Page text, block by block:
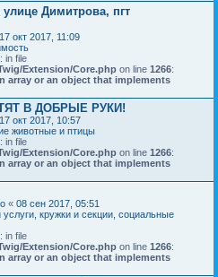
Димитрова, пгт
17 окт 2017, 11:09
: in file
Extension/Core.php on line 1266:
array or an object that implements
В ДОБРЫЕ РУКИ!
17 окт 2017, 10:57
животные и птицы
: in file
Extension/Core.php on line 1266:
array or an object that implements
« 08 сен 2017, 05:51
услуги, кружки и секции, социальные
: in file
Extension/Core.php on line 1266:
array or an object that implements